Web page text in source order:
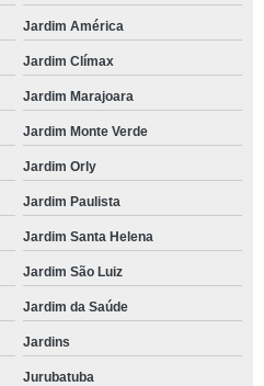
Jardim América
Jardim Clímax
Jardim Marajoara
Jardim Monte Verde
Jardim Orly
Jardim Paulista
Jardim Santa Helena
Jardim São Luiz
Jardim da Saúde
Jardins
Jurubatuba